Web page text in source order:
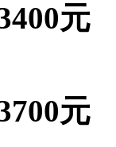
元
元